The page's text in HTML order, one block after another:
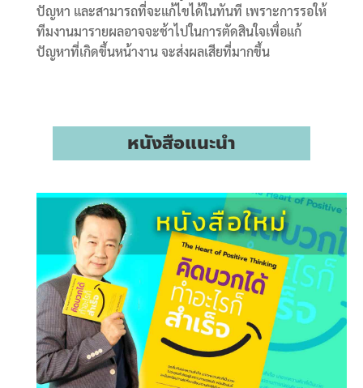
ปัญหา และสามารถที่จะแก้ไขได้ในทันที เพราะการรอให้
ทีมงานมารายผลอาจจะช้าไปในการตัดสินใจเพื่อแก้
ปัญหาที่เกิดขึ้นหน้างาน จะส่งผลเสียที่มากขึ้น
หนังสือแนะนำ